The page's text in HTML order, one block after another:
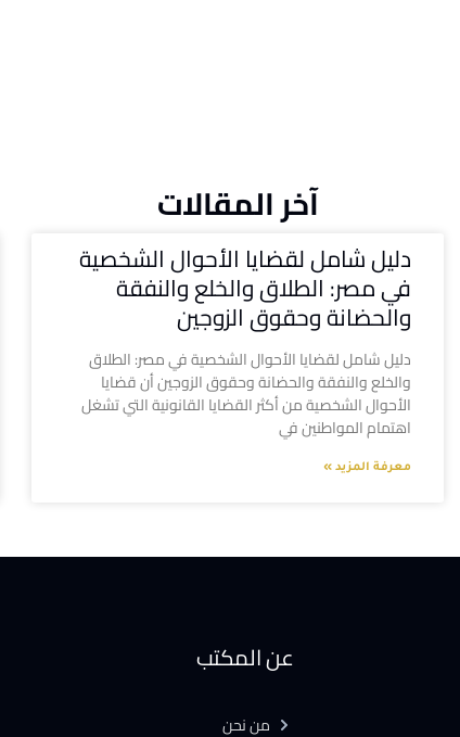
آخر المقالات
دليل شامل لقضايا الأحوال الشخصية
في مصر: الطلاق والخلع والنفقة
والحضانة وحقوق الزوجين
دليل شامل لقضايا الأحوال الشخصية في مصر: الطلاق
والخلع والنفقة والحضانة وحقوق الزوجين أن قضايا
الأحوال الشخصية من أكثر القضايا القانونية التي تشغل
اهتمام المواطنين في
معرفة المزيد »
عن المكتب
من نحن